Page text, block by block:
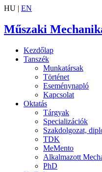
HU | EN
Műszaki
Kezdőlap
Tanszék
Munkatársak
Történet
Eseménynapló
Kapcsolat
Oktatás
Tárgyak
Specializációk
Szakdolgozat,
TDK
MeMento
Alkalmazott
PhD